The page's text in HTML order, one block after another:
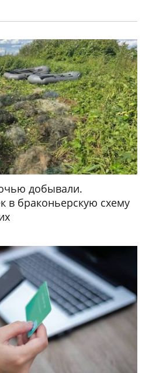
добывали.
в браконьерскую схему